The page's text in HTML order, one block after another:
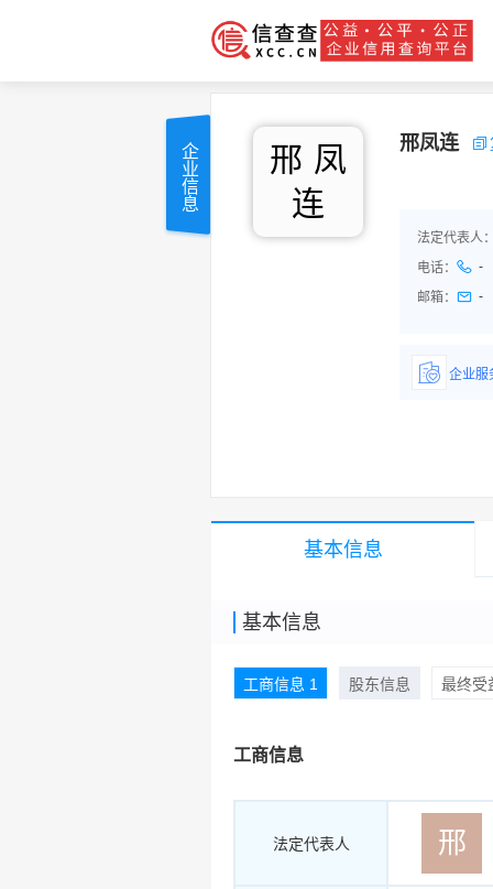
邢 凤
连
邢凤连
法定代表人
电话：
-
邮箱： -
企业服
企业信息
基本信息
基本信息
工商信息 1 股东信息 最终受
工商信息
法定代表人 邢